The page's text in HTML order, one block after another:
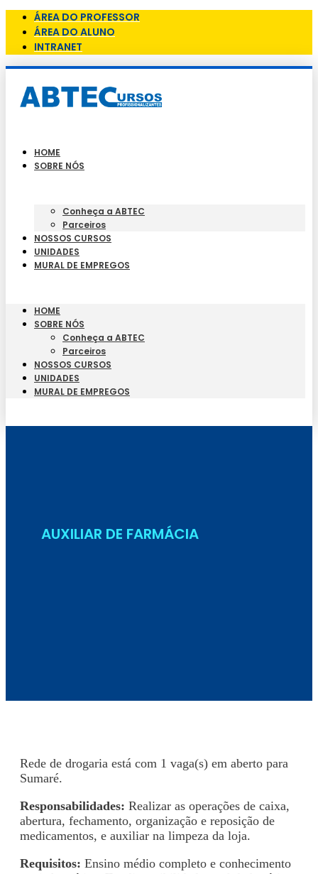
ÁREA DO PROFESSOR
ÁREA DO ALUNO
INTRANET
HOME
SOBRE NÓS
Conheça a ABTEC
Parceiros
NOSSOS CURSOS
UNIDADES
MURAL DE EMPREGOS
HOME
SOBRE NÓS
Conheça a ABTEC
Parceiros
NOSSOS CURSOS
UNIDADES
MURAL DE EMPREGOS
AUXILIAR DE FARMÁCIA
Rede de drogaria está com 1 vaga(s) em aberto para
Sumaré.
Responsabilidades: Realizar as operações de caixa,
abertura, fechamento, organização e reposição de
medicamentos, e auxiliar na limpeza da loja.
Requisitos: Ensino médio completo e conhecimento